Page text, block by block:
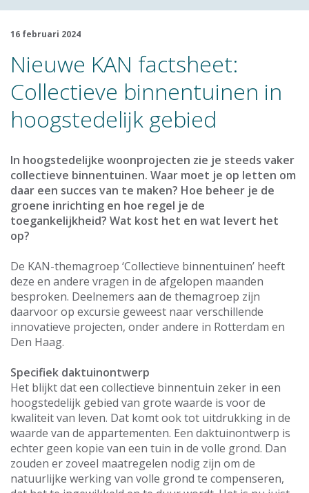
16 februari 2024
Nieuwe KAN factsheet:
Collectieve binnentuinen in
hoogstedelijk gebied
In hoogstedelijke woonprojecten zie je steeds vaker
collectieve binnentuinen. Waar moet je op letten om
daar een succes van te maken? Hoe beheer je de
groene inrichting en hoe regel je de
toegankelijkheid? Wat kost het en wat levert het
op?
De KAN-themagroep ‘Collectieve binnentuinen’ heeft
deze en andere vragen in de afgelopen maanden
besproken. Deelnemers aan de themagroep zijn
daarvoor op excursie geweest naar verschillende
innovatieve projecten, onder andere in Rotterdam en
Den Haag.
Specifiek daktuinontwerp
Het blijkt dat een collectieve binnentuin zeker in een
hoogstedelijk gebied van grote waarde is voor de
kwaliteit van leven. Dat komt ook tot uitdrukking in de
waarde van de appartementen. Een daktuinontwerp is
echter geen kopie van een tuin in de volle grond. Dan
zouden er zoveel maatregelen nodig zijn om de
natuurlijke werking van volle grond te compenseren,